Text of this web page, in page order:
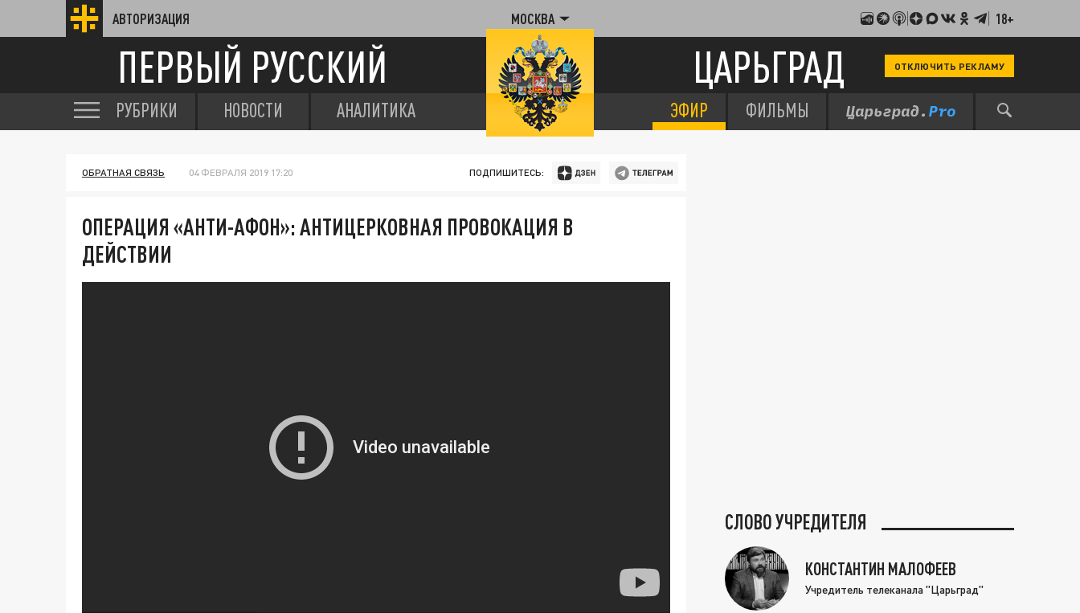
АВТОРИЗАЦИЯ МОСКВА 18+
ПЕРВЫЙ РУССКИЙ ЦАРЬГРАД ОТКЛЮЧИТЬ РЕКЛАМУ
РУБРИКИ НОВОСТИ АНАЛИТИКА ЭФИР ФИЛЬМЫ
ОБРАТНАЯ СВЯЗЬ 04 ФЕВРАЛЯ 2019 17:20 ПОДПИШИТЕСЬ:
ОПЕРАЦИЯ «АНТИ-АФОН»: АНТИЦЕРКОВНАЯ ПРОВОКАЦИЯ В
ДЕЙСТВИИ
СЛОВО УЧРЕДИТЕЛЯ
КОНСТАНТИН МАЛОФЕЕВ
Учредитель телеканала "Царьград"